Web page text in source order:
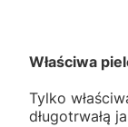
Właściwa
Tylko
długotrwałą